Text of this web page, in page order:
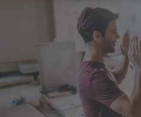
per E-Mail
Ja, ich willige ein, dass
personenbezogenen
GmbH für Werbe- und